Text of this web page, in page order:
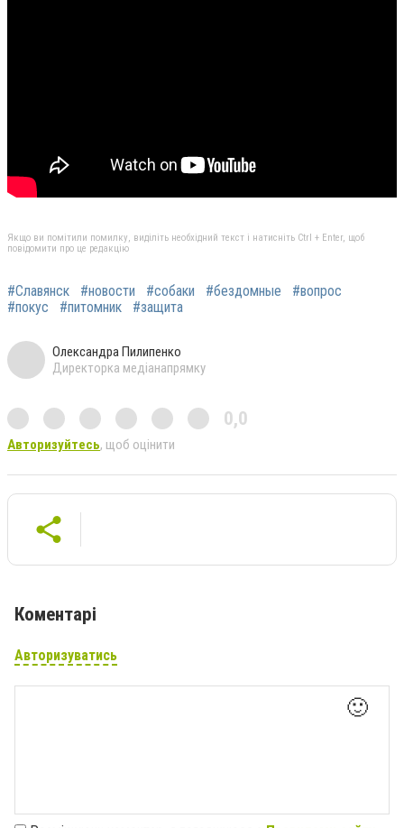
Якщо ви помітили помилку, виділіть необхідний текст і натисніть Ctrl + Enter, щоб
повідомити про це редакцію
#Славянск #новости #собаки #бездомные
#вопрос
#покус
#питомник #защита
Олександра Пилипенко
Директорка медіанапрямку
0,0
Авторизуйтесь, щоб оцінити
Коментарі
Авторизуватись
🙂